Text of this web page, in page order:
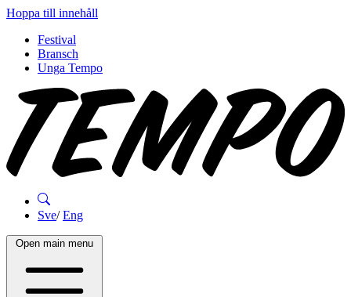
Hoppa till innehåll
Festival
Bransch
Unga Tempo
Sve/Eng
Open main menu